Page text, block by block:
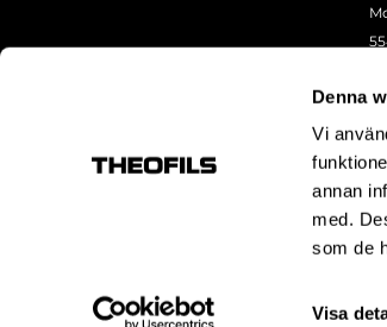
Denna
Vi
annan
med.
som de
Visa